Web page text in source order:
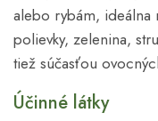
alebo rybám, ideálna
polievky, zelenina,
tiež súčasťou
Účinné látky